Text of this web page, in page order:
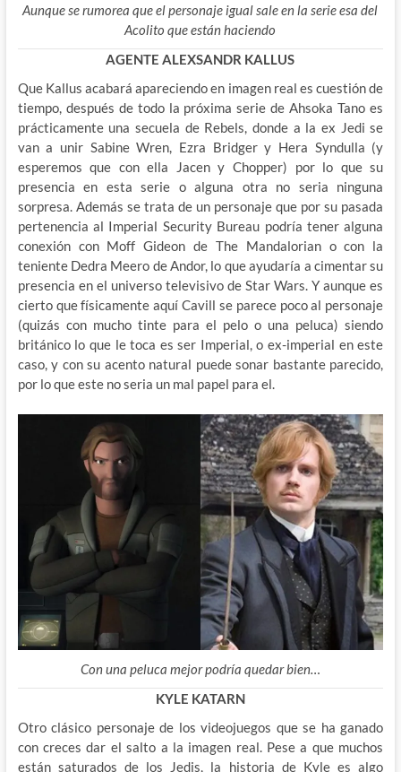
Aunque se rumorea que el personaje igual sale en la serie esa del
Acolito que están haciendo
AGENTE ALEXSANDR KALLUS
Que Kallus acabará apareciendo en imagen real es cuestión de
tiempo, después de todo la próxima serie de Ahsoka Tano es
prácticamente una secuela de Rebels, donde a la ex Jedi se
van a unir Sabine Wren, Ezra Bridger y Hera Syndulla (y
esperemos que con ella Jacen y Chopper) por lo que su
presencia en esta serie o alguna otra no seria ninguna
sorpresa. Además se trata de un personaje que por su pasada
pertenencia al Imperial Security Bureau podría tener alguna
conexión con Moff Gideon de The Mandalorian o con la
teniente Dedra Meero de Andor, lo que ayudaría a cimentar su
presencia en el universo televisivo de Star Wars. Y aunque es
cierto que físicamente aquí Cavill se parece poco al personaje
(quizás con mucho tinte para el pelo o una peluca) siendo
británico lo que le toca es ser Imperial, o ex-imperial en este
caso, y con su acento natural puede sonar bastante parecido,
por lo que este no seria un mal papel para el.
Con una peluca mejor podría quedar bien…
KYLE KATARN
Otro clásico personaje de los videojuegos que se ha ganado
con creces dar el salto a la imagen real. Pese a que muchos
están saturados de los Jedis, la historia de Kyle es algo